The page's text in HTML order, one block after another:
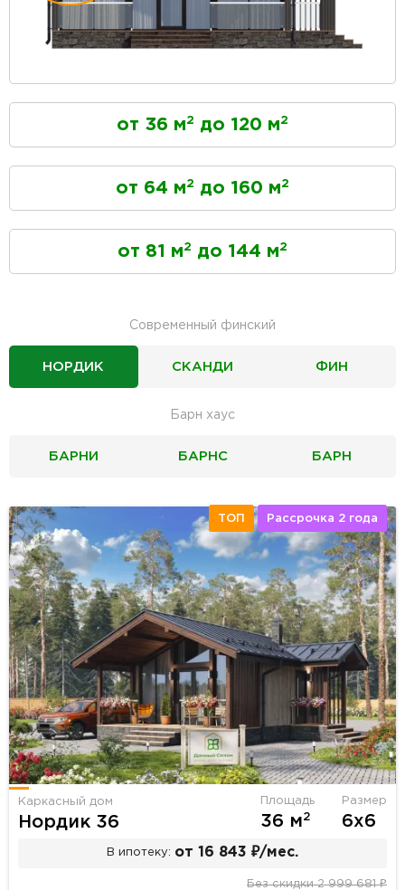
от 36 м2 до 120 м2
от 64 м2 до 160 м2
от 81 м2 до 144 м2
Современный финский
НОРДИК СКАНДИ ФИН
Барн хаус
БАРНИ БАРНС БАРН
ТОП Рассрочка 2 года
Каркасный дом
Нордик 36
Площадь
36 м2
Размер
6х6
В ипотеку: от 16 843 ₽/мес.
Без скидки 2 999 681 ₽